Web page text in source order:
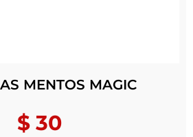
MENTOS MAGIC
$30